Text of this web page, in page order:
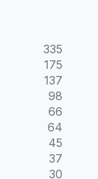
335
175
137
98
66
64
45
37
30